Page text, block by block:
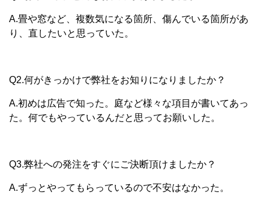
A.畳や窓など、複数気になる箇所、傷んでいる箇所があ
り、直したいと思っていた。
Q2.何がきっかけで弊社をお知りになりましたか？
A.初めは広告で知った。庭など様々な項目が書いてあっ
た。何でもやっているんだと思ってお願いした。
Q3.弊社への発注をすぐにご決断頂けましたか？
A.ずっとやってもらっているので不安はなかった。